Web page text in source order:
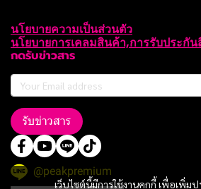
เว็บไซต์นี้มีการใช้งานคุกกี้ เพื่อเพิ่ม
นโยบายความเป็นส่วนตัว
นโยบายการเคลมสินค้า,การรับประกั
กดรับข่าวสาร
รับข่าวสาร
@peakpremium